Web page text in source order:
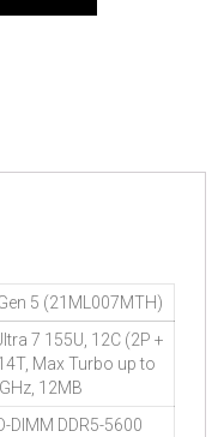
5 (21ML007MTH)
7 155U, 12C (2P +
Max Turbo up to
12MB
DIMM DDR5-5600